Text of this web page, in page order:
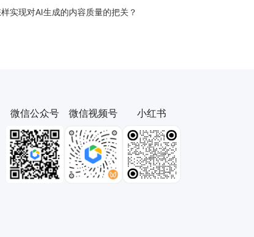
实现对AI生成的内容质量的把关？
微信公众号 微信视频号 小红书